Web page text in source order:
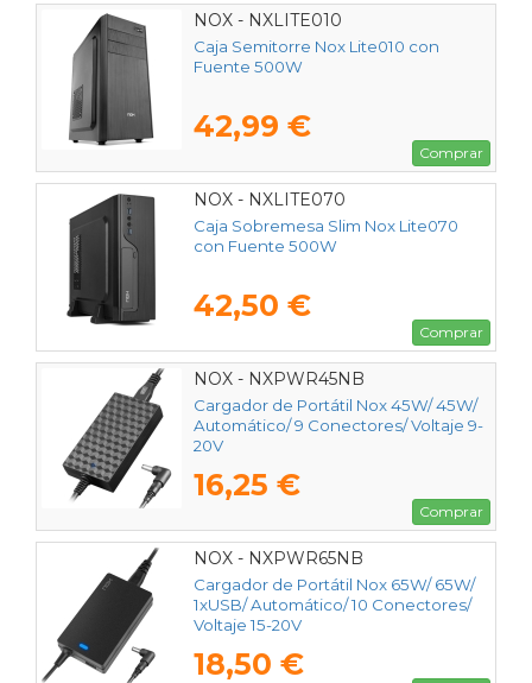
NOX - NXLITE010
Caja Semitorre Nox Lite010 con
Fuente 500W
42,99 €
Comprar
NOX - NXLITE070
Caja Sobremesa Slim Nox Lite070
con Fuente 500W
42,50 €
Comprar
NOX - NXPWR45NB
Cargador de Portátil Nox 45W/ 45W/
Automático/ 9 Conectores/ Voltaje 9-
20V
16,25 €
Comprar
NOX - NXPWR65NB
Cargador de Portátil Nox 65W/ 65W/
1xUSB/ Automático/ 10 Conectores/
Voltaje 15-20V
18,50 €